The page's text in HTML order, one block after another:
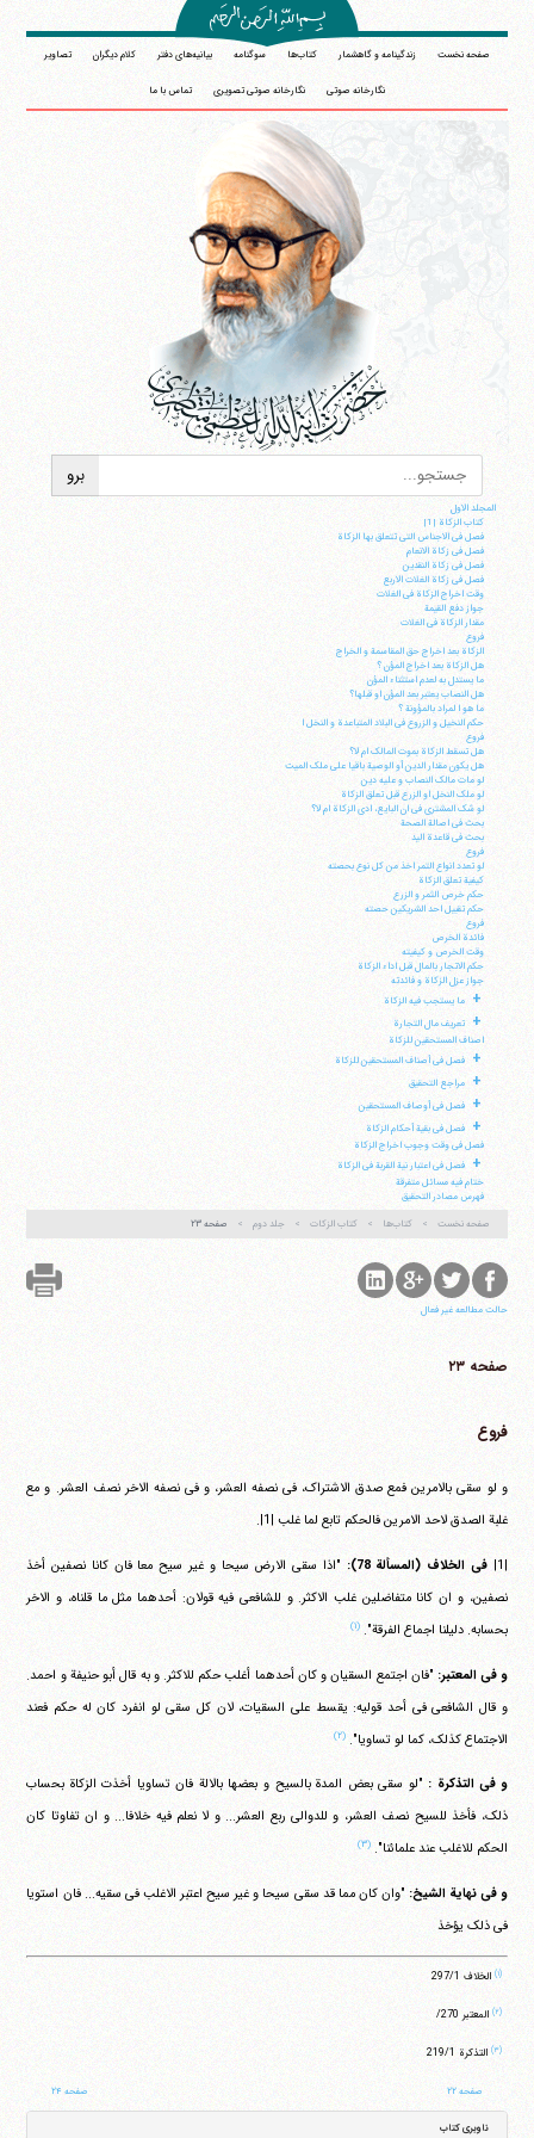
صفحه نخست زندگینامه و گاهشمار کتاب‌ها سوگنامه بیانیه‌های دفتر کلام دیگران تصاویر
نگارخانه صوتی نگارخانه صوتی تصویری تماس با ما
المجلد الاول
کتاب الزکاة |1|
فصل فی الاجناس التی تتعلق بها الزکاة
فصل فی زکاة الانعام
فصل فی زکاة النقدین
فصل فی زکاة الغلات الاربع
وقت اخراج الزکاة فی الغلات
جواز دفع القیمة
مقدار الزکاة فی الغلات
فروع
الزکاة بعد اخراج حق المقاسمة و الخراج
هل الزکاة بعد اخراج المؤن ؟
ما یستدل به لعدم استثناء المؤن
هل النصاب یعتبر بعد المؤن او قبلها؟
ما هو ا لمراد بالمؤونة ؟
حکم النخیل و الزروع فی البلاد المتباعدة و النخل ا
فروع
هل تسقط الزکاة بموت المالک ام لا؟
هل یکون مقدار الدین أو الوصیة باقیا علی ملک المیت
لو مات مالک النصاب و علیه دین
لو ملک النخل او الزرع قبل تعلق الزکاة
لو شک المشتری فی ان البایع، ادی الزکاة ام لا؟
بحث فی اصالة الصحة
بحث فی قاعدة الید
فروع
لو تعدد انواع التمر اخذ من کل نوع بحصته
کیفیة تعلق الزکاة
حکم خرص الثمر و الزرع
حکم تقبیل احد الشریکین حصته
فروع
فائدة الخرص
وقت الخرص و کیفیته
حکم الاتجار بالمال قبل اداء الزکاة
جواز عزل الزکاة و فائدته
+ ما یستجب فیه الزکاة
+
تعریف مال التجارة
اصناف المستحقین للزکاة
+ فصل فی أصناف المستحقین للزکاة
+ مراجع التحقیق
+ فصل فی أوصاف المستحقین
+
فصل فی بقیة أحکام الزکاة
فصل فی وقت وجوب اخراج الزکاة
+
فصل فی اعتبار نیة القربة فی الزکاة
ختام فیه مسائل متفرقة
فهرس مصادر التحقیق
صفحه نخست
کتاب‌ها کتاب الزکات جلد دوم صفحه ۲۳
حالت مطالعه غیر فعال
صفحه ۲۳
فروع
و لو سقی بالامرین فمع صدق الاشتراک، فی نصفه العشر، و فی نصفه الاخر نصف العشر. و مع
غلبة الصدق لاحد الامرین فالحکم تابع لما غلب |1|.
|1| فی الخلاف (المسألة 78):
"اذا سقی الارض سیحا و غیر سیح معا فان کانا نصفین أخذ
نصفین، و ان کانا متفاضلین غلب الاکثر. و للشافعی فیه قولان: أحدهما مثل ما قلناه، و الاخر
بحسابه. دلیلنا اجماع الفرقة".(۱)
و فی المعتبر: "فان اجتمع السقیان و کان أحدهما أغلب حکم للاکثر. و به قال أبو حنیفة و احمد.
و قال الشافعی فی أحد قولیه: یقسط علی السقیات، لان کل سقی لو انفرد کان له حکم فعند
الاجتماع کذلک، کما لو تساویا".(۲)
و فی التذکرة : "لو سقی بعض المدة بالسیح و بعضها بالالة فان تساویا أخذت الزکاة بحساب
ذلک، فأخذ للسیح نصف العشر، و للدوالی ربع العشر... و لا نعلم فیه خلافا... و ان تفاوتا کان
الحکم للاغلب عند علمائنا".(۳)
و فی نهایة الشیخ: "وان کان مما قد سقی سیحا و غیر سیح اعتبر الاغلب فی سقیه... فان استویا
فی ذلک یؤخذ
(۱) الخلاف 297/1
(۲) المعتبر 270/
(۳) التذکرة 219/1
صفحه ۲۲ صفحه ۲۴
ناوبری کتاب
وب سایت رسمی آیت‌الله منتظری
،